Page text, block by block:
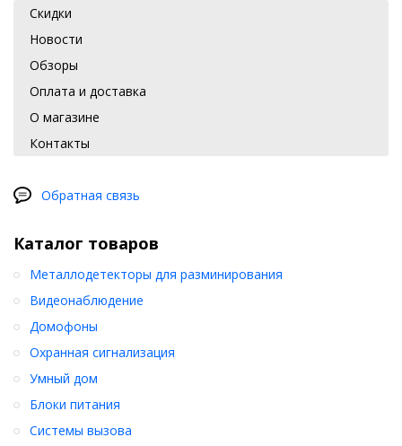
Скидки
Новости
Обзоры
Оплата и доставка
О магазине
Контакты
Обратная связь
Каталог товаров
Металлодетекторы для разминирования
Видеонаблюдение
Домофоны
Охранная сигнализация
Умный дом
Блоки питания
Системы вызова